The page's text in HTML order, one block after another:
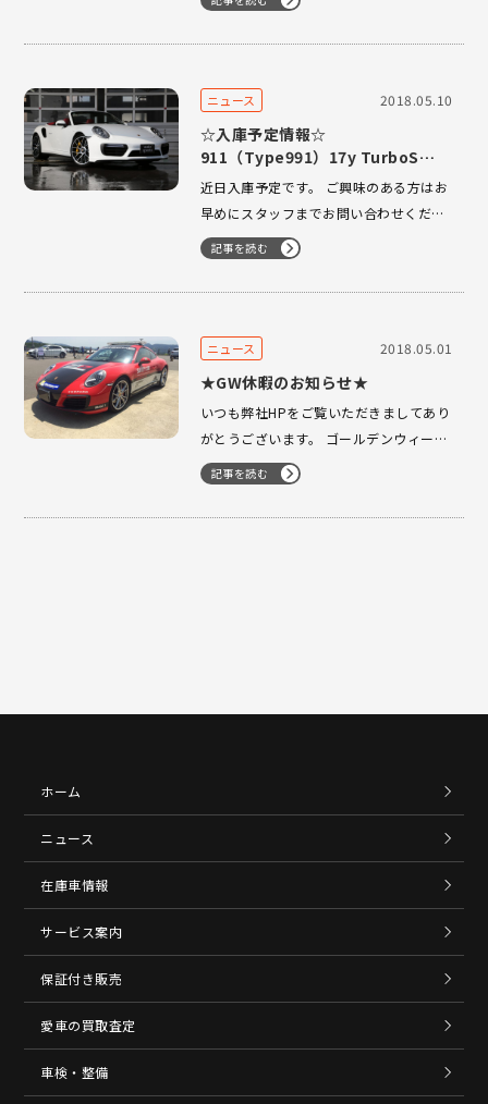
した！ ご提供頂いたお客様、誠にあり
がとうございます！！ ご購入いただいた
ます…
ニュース 2018.05.10
☆入庫予定情報☆
911（Type991）17y TurboS
Cabriolet PCCB PDCC ツートンレ
ザーインテリア
近日入庫予定です。 ご興味のある方はお
早めにスタッフまでお問い合わせくださ
いませ！！
記事を読む
ニュース 2018.05.01
★GW休暇のお知らせ★
いつも弊社HPをご覧いただきましてあり
がとうございます。 ゴールデンウィーク
休暇としまして2日（水）～４日（金）
まで お休みさせていただきます。 緊急の
際はご連絡くださいませ。 よろしくお願
記事を読む
ホーム
ニュース
在庫車情報
サービス案内
保証付き販売
愛車の買取査定
車検・整備